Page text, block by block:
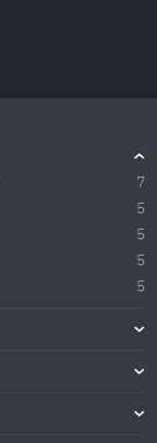
7
5
5
5
5